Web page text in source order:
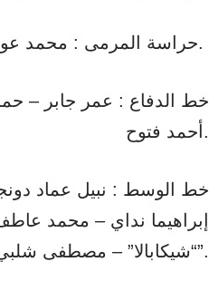
حراسة المرمى : محمد عواد – معاذ علاء الدين – عبد الرحمن نفاد.
خط الدفاع : عمر جابر –
أحمد فتوح.
خط الوسط : نبيل عماد
إبراهيما نداي – محمد
“شيكابالا” – مصطفى شلبي – أحمد مصطفى “زيزو”.